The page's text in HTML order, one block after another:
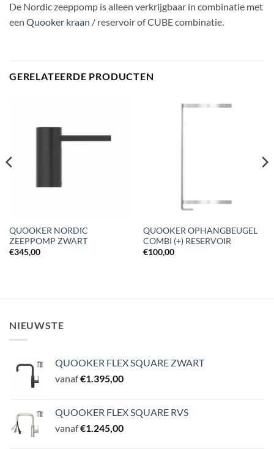
De Nordic zeeppomp is alleen verkrijgbaar in combinatie met
een Quooker kraan / reservoir of CUBE combinatie.
GERELATEERDE PRODUCTEN
QUOOKER NORDIC
ZEEPPOMP ZWART
€345,00
QUOOKER OPHANGBEUGEL
COMBI (+) RESERVOIR
€100,00
NIEUWSTE
QUOOKER FLEX SQUARE ZWART
vanaf€1.395,00
QUOOKER FLEX SQUARE RVS
vanaf€1.245,00